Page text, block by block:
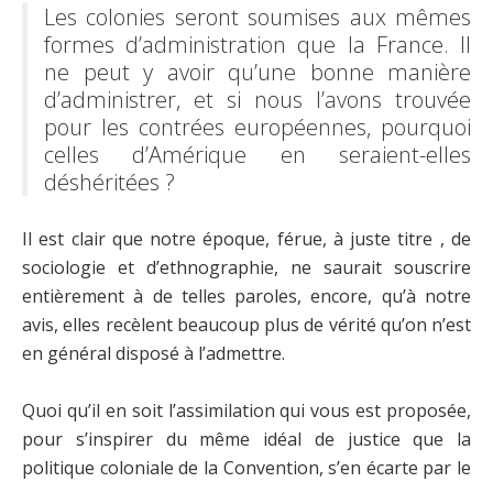
Les colonies seront soumises aux mêmes
formes d’administration que la France. Il
ne peut y avoir qu’une bonne manière
d’administrer, et si nous l’avons trouvée
pour les contrées européennes, pourquoi
celles d’Amérique en seraient-elles
déshéritées ?
Il est clair que notre époque, férue, à juste titre , de
sociologie et d’ethnographie, ne saurait souscrire
entièrement à de telles paroles, encore, qu’à notre
avis, elles recèlent beaucoup plus de vérité qu’on n’est
en général disposé à l’admettre.
Quoi qu’il en soit l’assimilation qui vous est proposée,
pour s’inspirer du même idéal de justice que la
politique coloniale de la Convention, s’en écarte par le